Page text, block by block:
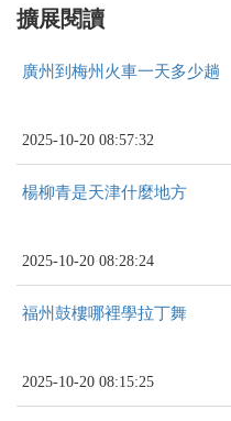
擴展閱讀
廣州到梅州火車一天多少趟
2025-10-20 08:57:32
楊柳青是天津什麼地方
2025-10-20 08:28:24
福州鼓樓哪裡學拉丁舞
2025-10-20 08:15:25